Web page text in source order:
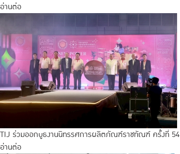
อ่านต่อ
TIJ ร่วมออกบูธงานนิทรรศการผลิตภัณฑ์ราชทัณฑ์ ครั้งที่ 54
อ่านต่อ